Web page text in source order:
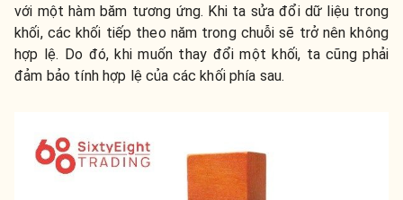
với một hàm băm tương ứng. Khi ta sửa đổi dữ liệu trong
khối, các khối tiếp theo năm trong chuỗi sẽ trở nên không
hợp lệ. Do đó, khi muốn thay đổi một khối, ta cũng phải
đảm bảo tính hợp lệ của các khối phía sau.